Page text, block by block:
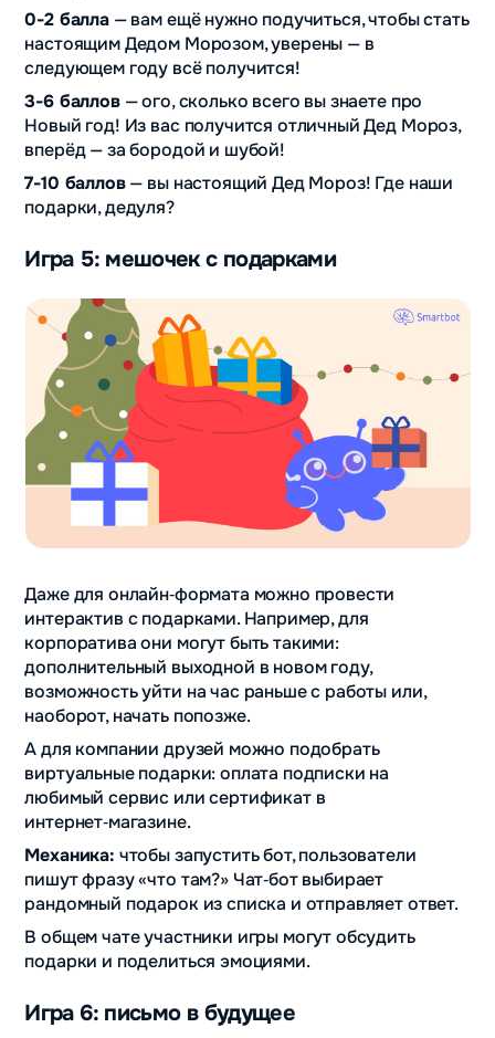
0-2 балла— вам ещё нужно подучиться, чтобы стать
настоящим Дедом Морозом, уверены — в
следующем году всё получится!
3-6 баллов— ого, сколько всего вы знаете про
Новый год! Из вас получится отличный Дед Мороз,
вперёд — за бородой и шубой!
7-10 баллов— вы настоящий Дед Мороз! Где наши
подарки, дедуля?
Игра 5: мешочек с подарками
Даже для онлайн‑формата можно провести
интерактив с подарками. Например, для
корпоратива они могут быть такими:
дополнительный выходной в новом году,
возможность уйти на час раньше с работы или,
наоборот, начать попозже.
А для компании друзей можно подобрать
виртуальные подарки: оплата подписки на
любимый сервис или сертификат в
интернет‑магазине.
Механика: чтобы запустить бот, пользователи
пишут фразу «что там?» Чат‑бот выбирает
рандомный подарок из списка и отправляет ответ.
В общем чате участники игры могут обсудить
подарки и поделиться эмоциями.
Игра 6: письмо в будущее